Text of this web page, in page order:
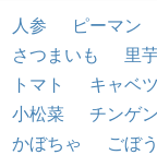
人参 ピーマン
さつまいも
里
トマト
キャベツ
小松菜
チンゲ
かぼちゃ
ごぼう